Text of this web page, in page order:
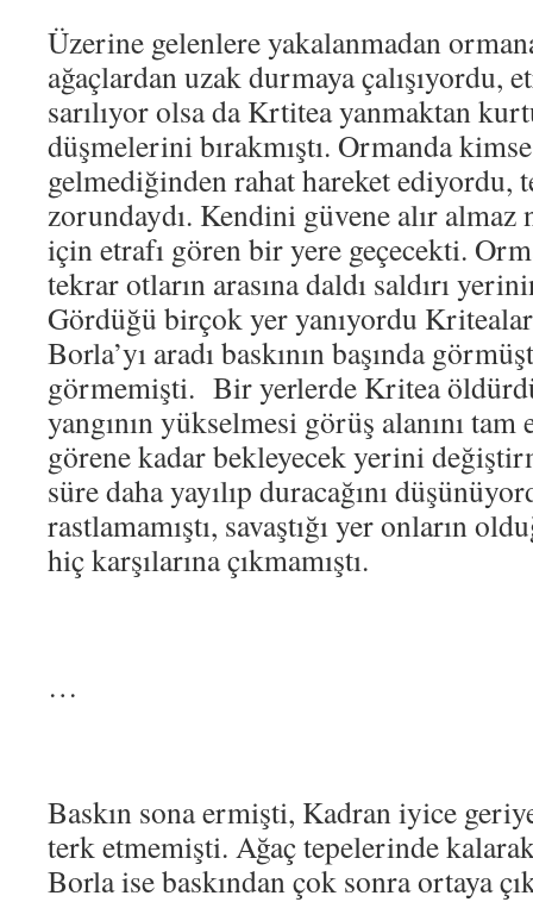
Üzerine gelenlere yakalanmadan
ağaçlardan uzak durmaya çalışıyordu,
sarılıyor olsa da Krtitea yanmaktan
düşmelerini bırakmıştı. Ormanda
gelmediğinden rahat hareket ediyordu,
zorundaydı. Kendini güvene alır
için etrafı gören bir yere geçecekti.
tekrar otların arasına daldı saldırı
Gördüğü birçok yer yanıyordu
Borla’yı aradı baskının başında
görmemişti. Bir yerlerde Kritea
yangının yükselmesi görüş alanını
görene kadar bekleyecek yerini
süre daha yayılıp duracağını
rastlamamıştı, savaştığı yer onların
hiç karşılarına çıkmamıştı.
…
Baskın sona ermişti, Kadran iyice
terk etmemişti. Ağaç tepelerinde
Borla ise baskından çok sonra ortaya